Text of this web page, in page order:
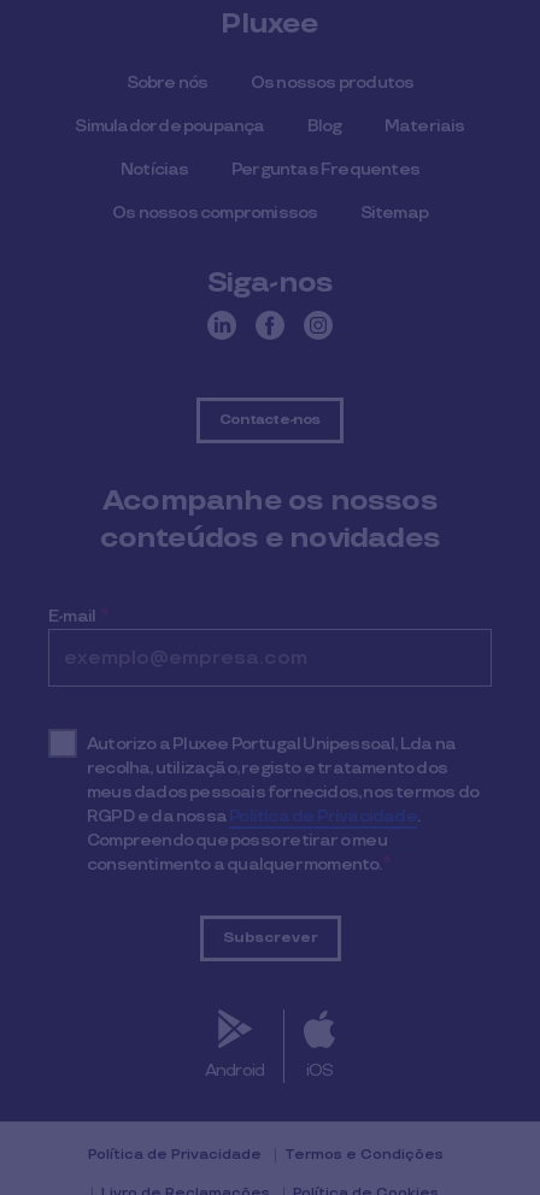
Pluxee
Sobre nós Os nossos produtos
Simulador de poupança Blog Materiais
Notícias Perguntas Frequentes
Os nossos compromissos Sitemap
Siga-nos
Contacte-nos
Acompanhe os nossos
conteúdos e novidades
E-mail *
Autorizo a Pluxee Portugal Unipessoal, Lda na
recolha, utilização, registo e tratamento dos
meus dados pessoais fornecidos, nos termos do
RGPD e da nossaPolítica de Privacidade.
Compreendo que posso retirar o meu
consentimento a qualquer momento.*
Android iOS
Política de Privacidade Termos e Condições